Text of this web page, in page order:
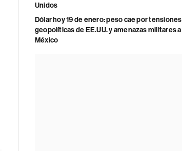
Unidos
Dólar hoy 19 de enero: peso cae por tensiones
geopolíticas de EE.UU. y amenazas militares a
México